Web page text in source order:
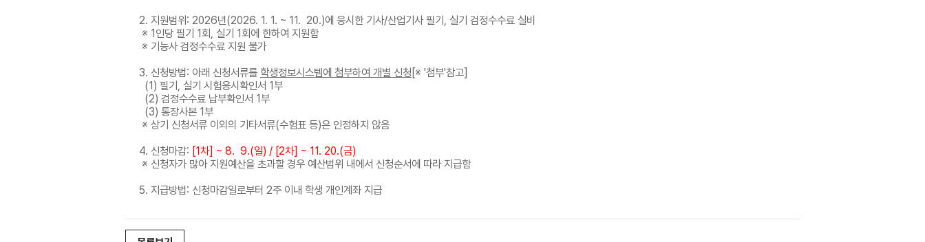
2. 지원범위: 2026년(2026. 1. 1. ~ 11. 20.)에 응시한 기사/산업기사 필기, 실기 검정수수료 실비
※ 1인당 필기 1회, 실기 1회에 한하여 지원함
※ 기능사 검정수수료 지원 불가
3. 신청방법: 아래 신청서류를 학생정보시스템에 첨부하여 개별 신청 [※ '첨부'참고]
(1) 필기, 실기 시험응시확인서 1부
(2) 검정수수료 납부확인서 1부
(3) 통장사본 1부
※ 상기 신청서류 이외의 기타서류(수험표 등)은 인정하지 않음
4. 신청마감: [1차] ~ 8. 9.(일) / [2차] ~ 11. 20.(금)
※ 신청자가 많아 지원예산을 초과할 경우 예산범위 내에서 신청순서에 따라 지급함
5. 지급방법: 신청마감일로부터 2주 이내 학생 개인계좌 지급